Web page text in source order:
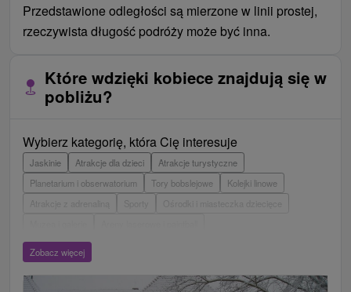
Przedstawione odległości są mierzone w linii prostej,
rzeczywista długość podróży może być inna.
Które wdzięki kobiece znajdują się w
pobliżu?
Wybierz kategorię, która Cię interesuje
Jaskinie Atrakcje dla dzieci
Atrakcje turystyczne
Planetarium i obserwatorium
Tory bobslejowe
Kolejki linowe
Atrakcje z adrenaliną
Wieże obserwacyjne i chodniki
Escaperoom
Loty widokowe i rejsy wycieczkowe
Tarcze
Zobacz więcej